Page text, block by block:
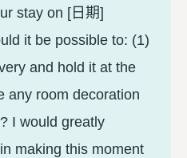
stay on [日期]
it be possible to: (1)
and hold it at the
any room decoration
I would greatly
making this moment